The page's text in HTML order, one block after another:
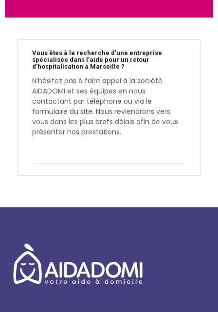
Vous êtes à la recherche d’une entreprise
spécialisée dans l’aide pour un retour
d’hospitalisation à Marseille ?
N’hésitez pas à faire appel à la société
AIDADOMI et ses équipes en nous
contactant par téléphone ou via le
formulaire du site. Nous reviendrons vers
vous dans les plus brefs délais afin de vous
présenter nos prestations.